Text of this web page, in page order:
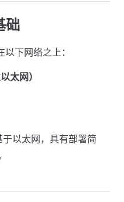
础
下网络之上：
太网）
以太网，具有部署简